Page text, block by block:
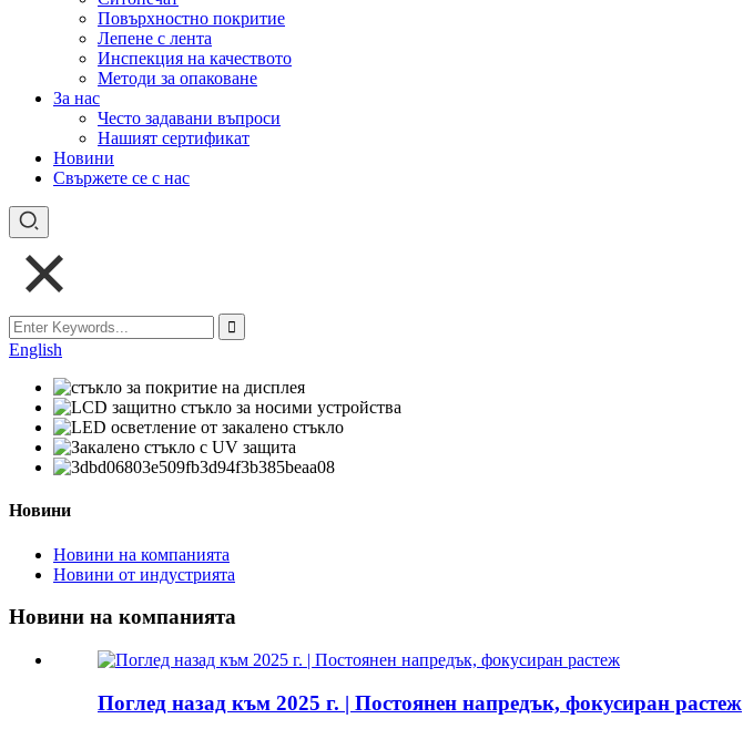
Повърхностно покритие
Лепене с лента
Инспекция на качеството
Методи за опаковане
За нас
Често задавани въпроси
Нашият сертификат
Новини
Свържете се с нас
English
Новини
Новини на компанията
Новини от индустрията
Новини на компанията
Поглед назад към 2025 г. | Постоянен напредък, фокусиран растеж